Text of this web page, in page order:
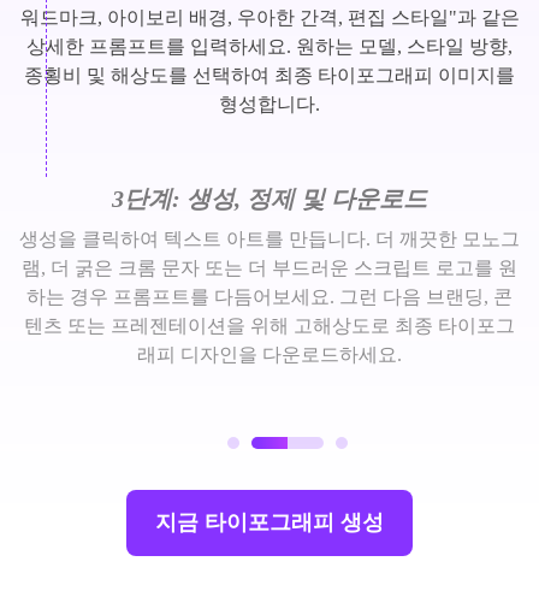
워드마크, 아이보리 배경, 우아한 간격, 편집 스타일"과 같은
상세한 프롬프트를 입력하세요. 원하는 모델, 스타일 방향,
종횡비 및 해상도를 선택하여 최종 타이포그래피 이미지를
형성합니다.
3단계: 생성, 정제 및 다운로드
생성을 클릭하여 텍스트 아트를 만듭니다. 더 깨끗한 모노그
램, 더 굵은 크롬 문자 또는 더 부드러운 스크립트 로고를 원
하는 경우 프롬프트를 다듬어보세요. 그런 다음 브랜딩, 콘
텐츠 또는 프레젠테이션을 위해 고해상도로 최종 타이포그
래피 디자인을 다운로드하세요.
지금 타이포그래피 생성